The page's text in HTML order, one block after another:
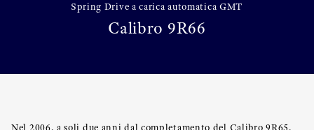
Spring Drive a carica automatica GMT
Calibro 9R66
Nel 2006, a soli due anni dal completamento del Calibro 9R65,